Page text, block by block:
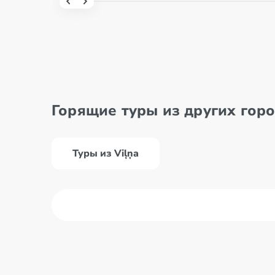
Горящие туры из других
Туры из Viļņa